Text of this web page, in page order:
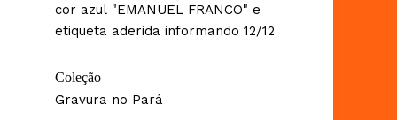
cor azul "EMANUEL FRANCO" e
etiqueta aderida informando 12/12
Coleção
Gravura no Pará